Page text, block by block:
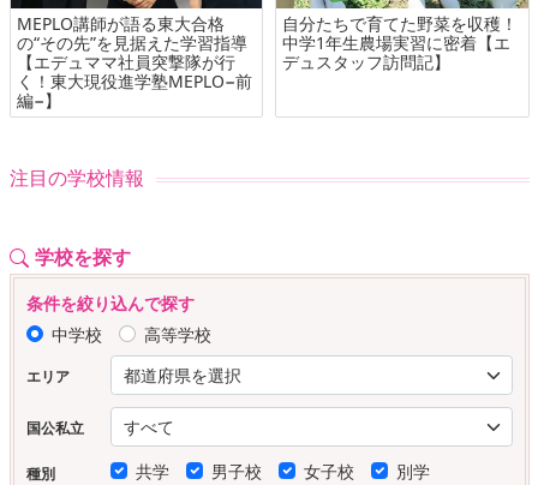
MEPLO講師が語る東大合格
の“その先”を見据えた学習指導
【エデュママ社員突撃隊が行
く！東大現役進学塾MEPLO−前
編−】
自分たちで育てた野菜を収穫！
中学1年生農場実習に密着【エ
デュスタッフ訪問記】
注目の学校情報
学校を探す
条件を絞り込んで探す
中学校
高等学校
エリア
国公私立
種別 共学 男子校 女子校 別学